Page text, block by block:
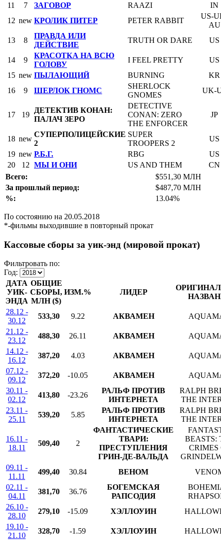
11
7 ЗАГОВОР RAAZI
IN
12 new КРОЛИК ПИТЕР PETER RABBIT
US-
AU
13
8
ПРАВДА ИЛИ
ДЕЙСТВИЕ
TRUTH OR DARE US
14 9
КРАСОТКА НА ВСЮ
ГОЛОВУ
I FEEL PRETTY
US
15 new ПЫЛАЮЩИЙ BURNING
KR
16
9 ШЕРЛОК ГНОМС
SHERLOCK
GNOMES
UK-
17 19
ДЕТЕКТИВ КОНАН:
ПАЛАЧ ЗЕРО
DETECTIVE
CONAN: ZERO
THE ENFORCER
JP
18 new
СУПЕРПОЛИЦЕЙСКИЕ
2
SUPER
TROOPERS 2
US
19 new Р.Б.Г. RBG
US
20
12 МЫ И ОНИ US AND THEM
CN
Всего:
$551,30 МЛН
За прошлый период:
$487,70 МЛН
%:
13.04%
По состоянию на 20.05.2018
*-фильмы выходившие в повторный прокат
Кассовые сборы за уик-энд (мировой прокат)
Фильтровать по:
Год:
ДАТА
УИК-
ЭНДА
ОБЩИЕ
СБОРЫ,
МЛН ($)
ИЗМ.% ЛИДЕР
28.12 -
30.12
533,30 9.22 АКВАМЕН
21.12 -
23.12
488,30 26.11 АКВАМЕН
14.12 -
16.12
387,20 4.03 АКВАМЕН
07.12 -
09.12
372,20 -10.05 АКВАМЕН
30.11 -
02.12
413,80 -23.26
РАЛЬФ ПРОТИВ
ИНТЕРНЕТА
RALPH
THE
23.11 -
25.11
539,20 5.85
РАЛЬФ ПРОТИВ
ИНТЕРНЕТА
RALPH
THE
16.11 -
18.11
509,40 2
ФАНТАСТИЧЕСКИЕ
ТВАРИ:
ПРЕСТУПЛЕНИЯ
ГРИН-ДЕ-ВАЛЬДА
BEASTS:
CRIMES
09.11 -
11.11
499,40 30.84 ВЕНОМ
02.11 -
04.11
381,70 36.76
БОГЕМСКАЯ
РАПСОДИЯ
26.10 -
28.10
279,10 -15.09 ХЭЛЛОУИН
19.10 -
21.10
328,70 -1.59 ХЭЛЛОУИН